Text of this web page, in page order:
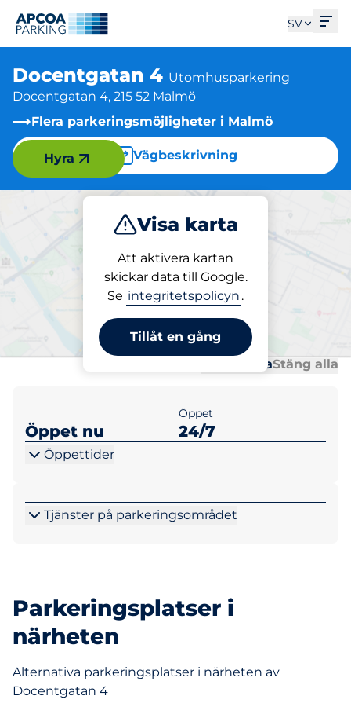
SV
Docentgatan 4 Utomhusparkering
Docentgatan 4, 215 52 Malmö
Flera parkeringsmöjligheter i Malmö
Vägbeskrivning
Visa karta
Att aktivera kartan
skickar data till Google.
Se integritetspolicyn .
Tillåt en gång
Hyra
Parkera
Parkering på plats
Docentgatan 4
Öppna allaStäng alla
Öppet nu
Öppet
24/7
Öppettider
Tjänster på parkeringsområdet
Parkeringsplatser i
närheten
Alternativa parkeringsplatser i närheten av
Docentgatan 4